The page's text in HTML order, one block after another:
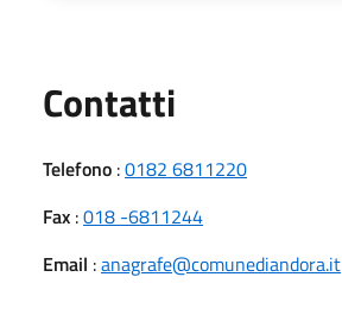
Contatti
Telefono :0182 6811220
Fax :018 -6811244
Email :anagrafe@comunediandora.it